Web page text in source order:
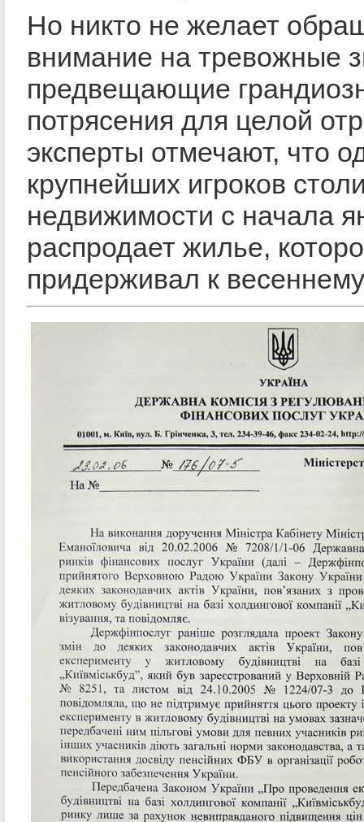
Но никто не желает
внимание на тревожные
предвещающие
потрясения для целой
эксперты отмечают, что
крупнейших игроков
недвижимости с начала
распродает жилье,
придерживал к